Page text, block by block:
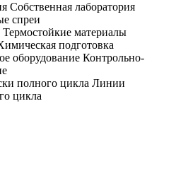
Собственная лаборатория
спреи
Термостойкие материалы
подготовка
Контрольно-
Линии
цикла